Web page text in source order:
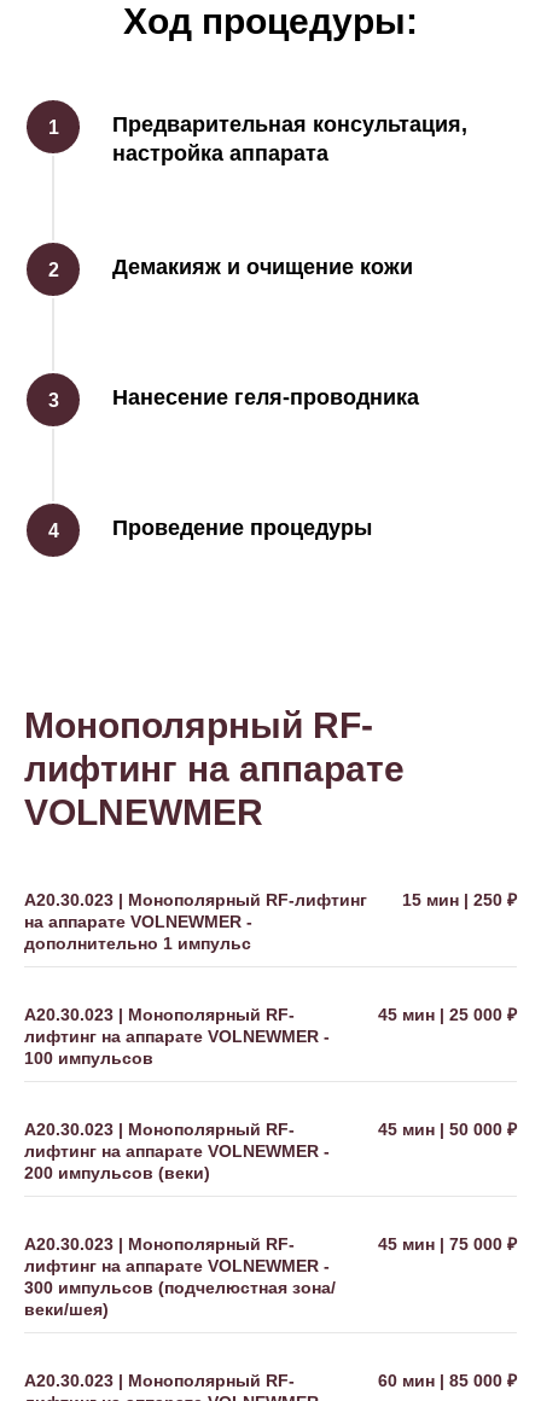
Ход процедуры:
Предварительная консультация,
настройка аппарата
Демакияж и очищение кожи
Нанесение геля-проводника
Проведение процедуры
Монополярный RF-
лифтинг на аппарате
VOLNEWMER
А20.30.023 | Монополярный RF-лифтинг
на аппарате VOLNEWMER -
дополнительно 1 импульс
15 мин | 250 ₽
А20.30.023 | Монополярный RF-
лифтинг на аппарате VOLNEWMER -
100 импульсов
45 мин | 25 000 ₽
А20.30.023 | Монополярный RF-
лифтинг на аппарате VOLNEWMER -
200 импульсов (веки)
45 мин | 50 000 ₽
А20.30.023 | Монополярный RF-
лифтинг на аппарате VOLNEWMER -
300 импульсов (подчелюстная зона/
веки/шея)
45 мин | 75 000 ₽
А20.30.023 | Монополярный RF-
60 мин | 85 000 ₽
Лицензия
Клиника эстетической
и инъекционной косметологии.